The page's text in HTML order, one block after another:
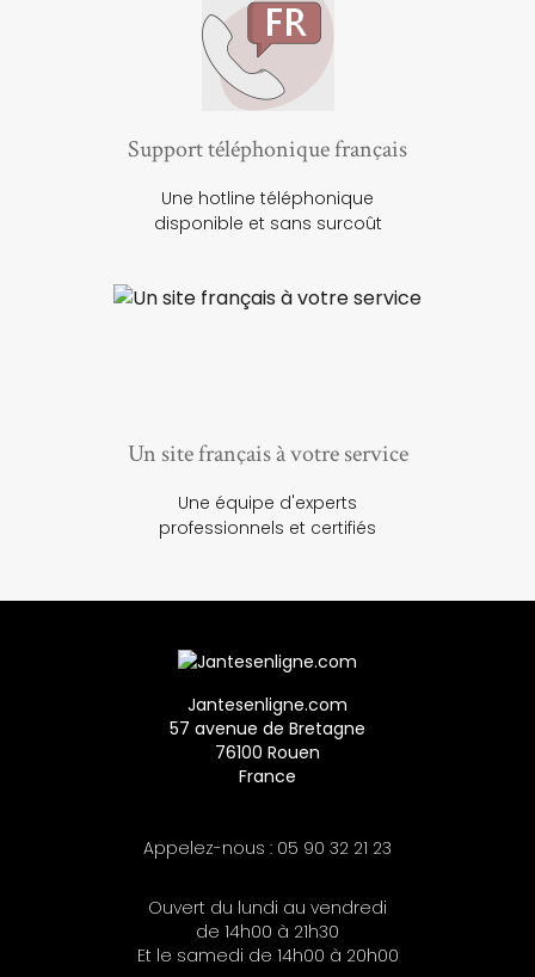
Support téléphonique français
Une hotline téléphonique
disponible et sans surcoût
Un site français à votre service
Une équipe d'experts
professionnels et certifiés
Jantesenligne.com
57 avenue de Bretagne
76100 Rouen
France
Appelez-nous : 05 90 32 21 23
Ouvert du lundi au vendredi
de 14h00 à 21h30
Et le samedi de 14h00 à 20h00